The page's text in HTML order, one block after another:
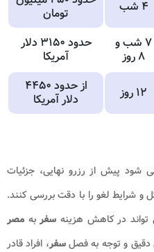
۴ شب
تومان
۷ شب و
۸ روز
حدود ۳۱۵۰ دلار
آمریکا
۱۲ روز
از حدود ۴۴۵۰
دلار آمریکا
شود پیش از رزرو نهایی، جزئیات
و شرایط لغو را با دقت بررسی کنند.
تواند در کاهش هزینه سفربه مصر
دقیق و توجه به فصلسفر، افراد قادر